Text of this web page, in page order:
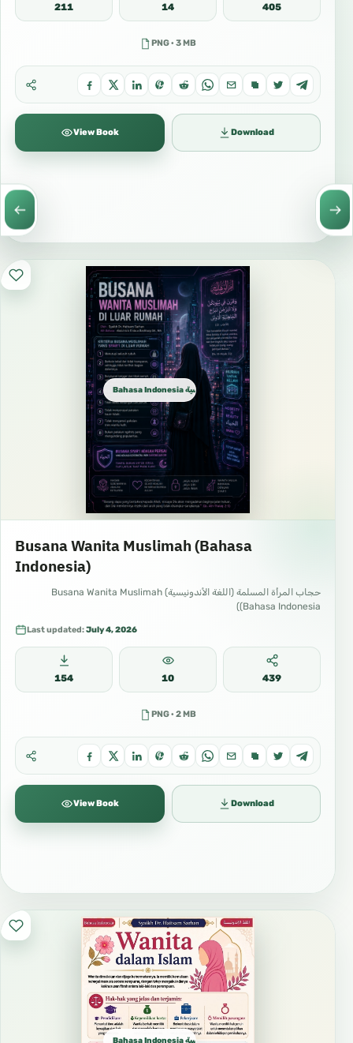
211 14 405
PNG · 3 MB
View Book Download
Bahasa Indonesia الإندونيسية
Busana Wanita Muslimah (Bahasa
Indonesia)
حجاب المرأة المسلمة (اللغة الأندونيسية) Busana Wanita Muslimah
(Bahasa Indonesia)
Last updated:July 4, 2026
154 10 439
PNG · 2 MB
View Book Download
Bahasa Indonesia الإندونيسية